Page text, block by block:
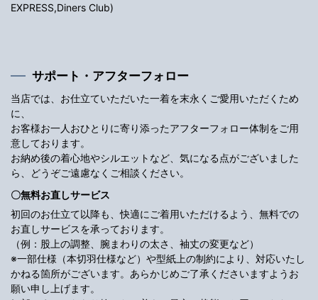
EXPRESS,Diners Club)
サポート・アフターフォロー
当店では、お仕立ていただいた一着を末永くご愛用いただくため
に、
お客様お一人おひとりに寄り添ったアフターフォロー体制をご用
意しております。
お納め後の着心地やシルエットなど、気になる点がございました
ら、どうぞご遠慮なくご相談ください。
〇無料お直しサービス
初回のお仕立て以降も、快適にご着用いただけるよう、無料での
お直しサービスを承っております。
（例：股上の調整、腕まわりの太さ、袖丈の変更など）
※一部仕様（本切羽仕様など）や型紙上の制約により、対応いたし
かねる箇所がございます。あらかじめご了承くださいますようお
願い申し上げます。